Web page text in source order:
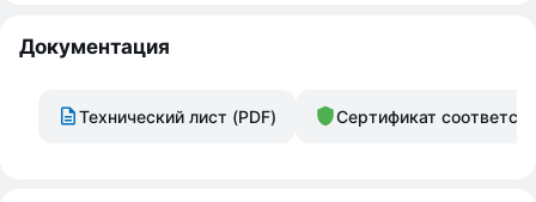
Документация
Технический лист (PDF) Сертификат